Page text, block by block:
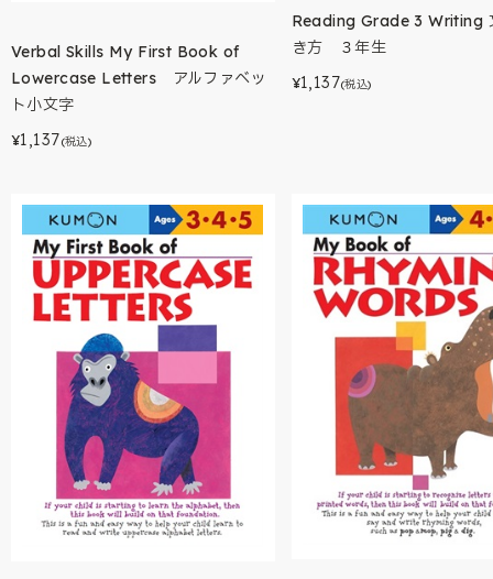
Verbal Skills My First Book of
Lowercase Letters アルファベッ
ト小文字
¥1,137(税込)
Reading Grade 3 Writing
き方 ３年生
¥1,137(税込)